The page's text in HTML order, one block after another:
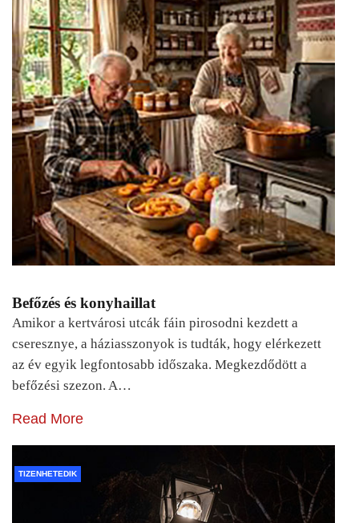
Befőzés és konyhaillat
Amikor a kertvárosi utcák fáin pirosodni kezdett a
cseresznye, a háziasszonyok is tudták, hogy elérkezett
az év egyik legfontosabb időszaka. Megkezdődött a
befőzési szezon. A…
Read More
TIZENHETEDIK